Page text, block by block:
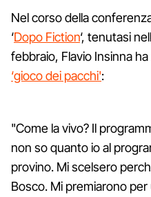
Nel corso della
‘Dopo Fiction‘, tenutasi
febbraio, Flavio Insinna
‘gioco dei pacchi':
"Come la vivo? Il
non so quanto io al
provino. Mi scelsero
Bosco. Mi premiarono